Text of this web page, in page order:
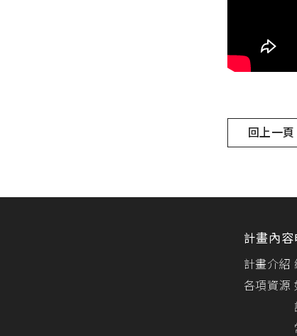
回上一頁
計畫內容
計畫介紹
各項資源